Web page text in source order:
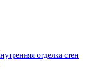
отделка стен